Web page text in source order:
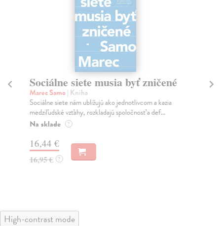
Sociálne siete musia byť zničené
Marec Samo| Kniha
Sociálne siete nám ubližujú ako jednotlivcom a kazia
medziľudské vzťahy, rozkladajú spoločnosť a def...
Na sklade ?
16,44 €
16,95 € ?
High-contrast mode